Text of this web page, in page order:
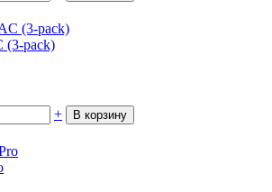
(3-pack)
+
В корзину